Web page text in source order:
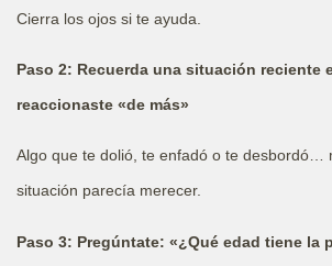
Cierra los ojos si te ayuda.
Paso 2: Recuerda una situación reciente
reaccionaste «de más»
Algo que te dolió, te enfadó o te desbordó…
situación parecía merecer.
Paso 3: Pregúntate: «¿Qué edad tiene la